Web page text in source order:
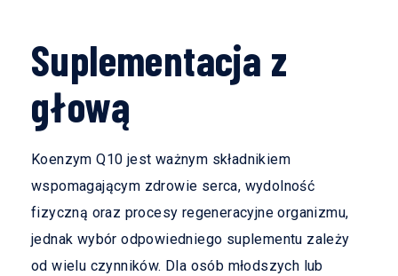
Suplementacja z
głową
Koenzym Q10 jest ważnym składnikiem
wspomagającym zdrowie serca, wydolność
fizyczną oraz procesy regeneracyjne organizmu,
jednak wybór odpowiedniego suplementu zależy
od wielu czynników. Dla osób młodszych lub